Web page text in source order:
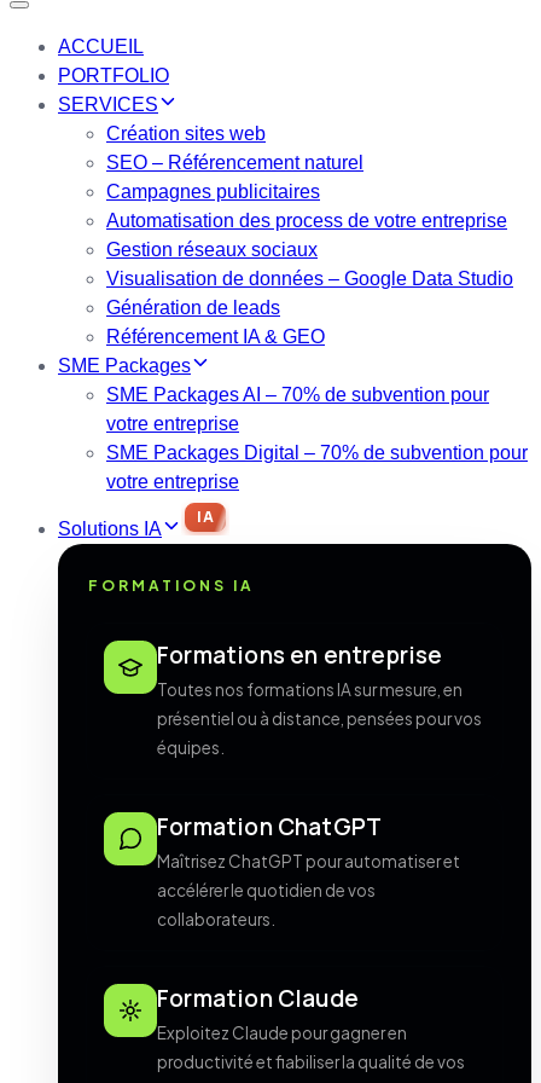
Toggle navigation
ACCUEIL
PORTFOLIO
SERVICES
Création sites web
SEO – Référencement naturel
Campagnes publicitaires
Automatisation des process de votre entreprise
Gestion réseaux sociaux
Visualisation de données – Google Data Studio
Génération de leads
Référencement IA & GEO
SME Packages
SME Packages AI – 70% de subvention pour
votre entreprise
SME Packages Digital – 70% de subvention pour
votre entreprise
Solutions IA
IA
FORMATIONS IA
Formations en entreprise
Toutes nos formations IA sur mesure, en
présentiel ou à distance, pensées pour vos
équipes.
Formation ChatGPT
Maîtrisez ChatGPT pour automatiser et
accélérer le quotidien de vos
collaborateurs.
Formation Claude
Exploitez Claude pour gagner en
productivité et fiabiliser la qualité de vos